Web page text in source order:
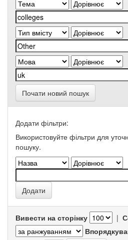
Почати новий пошук
Додати фільтри:
Використовуйте фільтри для
пошуку.
Вивести на сторінку |